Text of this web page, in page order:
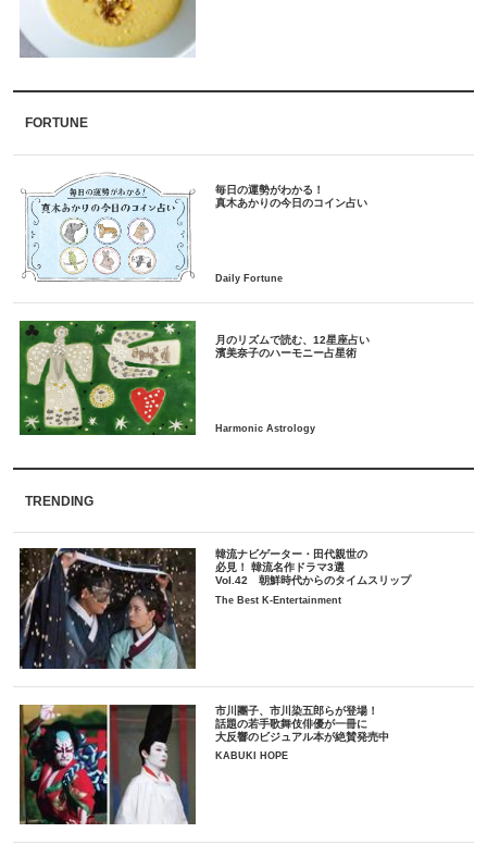
FORTUNE
毎日の運勢がわかる！
月のリズムで読む、12星座占い
TRENDING
韓流ナビゲーター・田代親世の
必見！ 韓流名作ドラマ3選
Vol.42 朝鮮時代からのタイムスリップ
The Best K-Entertainment
市川團子、市川染五郎らが登場！
話題の若手歌舞伎俳優が一冊に
大反響のビジュアル本が絶賛発売中
KABUKI HOPE